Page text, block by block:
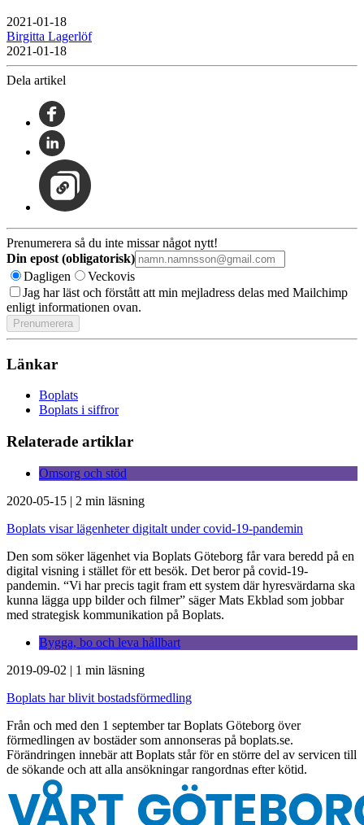
2021-01-18
Birgitta Lagerlöf
2021-01-18
Dela artikel
Prenumerera så du inte missar något nytt!
Din epost (obligatorisk)
Dagligen
Veckovis
Jag har läst och förstått att min mejladress delas med Mailchimp
enligt informationen ovan.
Länkar
Boplats
Boplats i siffror
Relaterade artiklar
Omsorg och stöd
2020-05-15 | 2 min läsning
Boplats visar lägenheter digitalt under covid-19-pandemin
Den som söker lägenhet via Boplats Göteborg får vara beredd på en
digital visning i stället för ett besök. Det beror på covid-19-
pandemin. “Vi har precis tagit fram ett system där hyresvärdarna ska
kunna lägga upp bilder och filmer” säger Mats Ekblad som jobbar
med strategisk kommunikation på Boplats.
Bygga, bo och leva hållbart
2019-09-02 | 1 min läsning
Boplats har blivit bostadsförmedling
Från och med den 1 september tar Boplats Göteborg över
förmedlingen av bostäder som annonseras på boplats.se.
Förändringen innebär att Boplats står för en större del av servicen till
de sökande och att alla ansökningar rangordnas efter kötid.